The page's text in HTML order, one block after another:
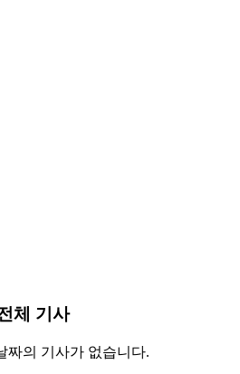
체 기사
짜의 기사가 없습니다.